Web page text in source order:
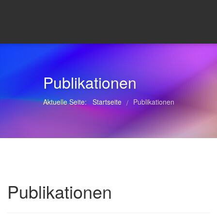
Publikationen
Aktuelle Seite: Startseite / Publikationen
Publikationen